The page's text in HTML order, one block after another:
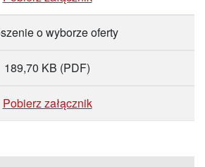
o wyborze oferty
189,70 KB (PDF)
Pobierz załącznik